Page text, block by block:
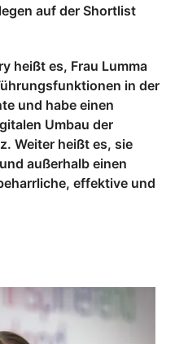
auf der Shortlist
heißt es, Frau Lumma
in der
und habe einen
Umbau der
Weiter heißt es, sie
außerhalb einen
effektive und